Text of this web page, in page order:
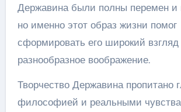
Державина были полны перемен и
но именно этот образ жизни помог
сформировать его широкий
разнообразное воображение.
Творчество Державина пропитано
философией и реальными